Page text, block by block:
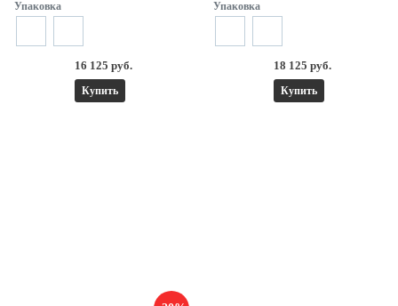
Упаковка
16 125 руб.
Купить
Упаковка
18 125 руб.
Купить